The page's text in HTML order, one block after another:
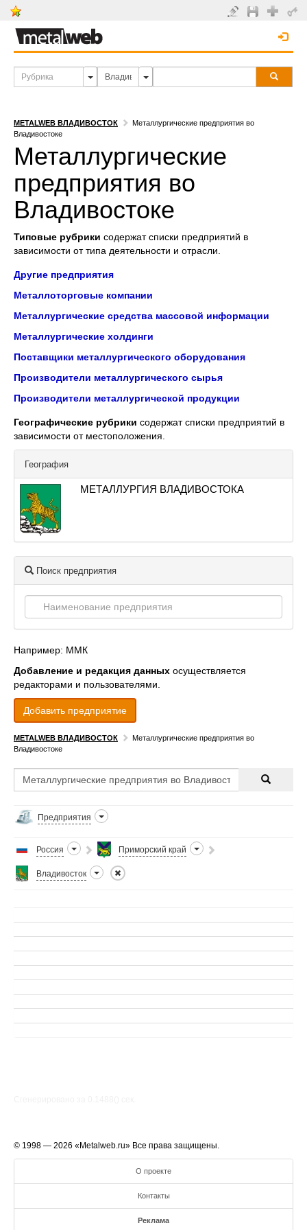
METALWEB ВЛАДИВОСТОК
Металлургические предприятия во
Владивостоке
Металлургические
предприятия во
Владивостоке
Типовые рубрики содержат списки предприятий в
зависимости от типа деятельности и отрасли.
Другие предприятия
Металлоторговые компании
Металлургические средства массовой информации
Металлургические холдинги
Поставщики металлургического оборудования
Производители металлургического сырья
Производители металлургической продукции
Географические рубрики содержат списки предприятий в
зависимости от местоположения.
География
МЕТАЛЛУРГИЯ ВЛАДИВОСТОКА
Поиск предприятия
Например: ММК
Добавление и редакция данных осуществляется
редакторами и пользователями.
Добавить предприятие
METALWEB ВЛАДИВОСТОК
Металлургические предприятия во
Владивостоке
Предприятия
Россия Приморский край
Владивосток
© 1998 — 2026 «Metalweb.ru» Все права защищены.
О проекте
Контакты
Реклама